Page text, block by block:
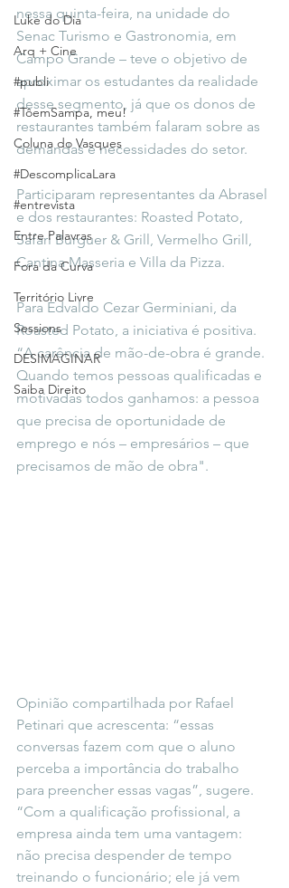
Luke do Dia
Arq + Cine
#publi
#TôemSampa, meu!
Coluna do Vasques
#DescomplicaLara
#entrevista
Entre Palavras
Fora da Curva
Território Livre
Sessions
DESIMAGINAR
Saiba Direito
nessa quinta-feira, na unidade do
Senac Turismo e Gastronomia, em
Campo Grande – teve o objetivo de
aproximar os estudantes da realidade
desse segmento, já que os donos de
restaurantes também falaram sobre as
demandas e necessidades do setor.
Participaram representantes da Abrasel
e dos restaurantes: Roasted Potato,
Safari Burguer & Grill, Vermelho Grill,
Cantina Masseria e Villa da Pizza.
Para Edvaldo Cezar Germiniani, da
Roasted Potato, a iniciativa é positiva.
“A carência de mão-de-obra é grande.
Quando temos pessoas qualificadas e
motivadas todos ganhamos: a pessoa
que precisa de oportunidade de
emprego e nós – empresários – que
precisamos de mão de obra".
Opinião compartilhada por Rafael
Petinari que acrescenta: “essas
conversas fazem com que o aluno
perceba a importância do trabalho
para preencher essas vagas”, sugere.
“Com a qualificação profissional, a
empresa ainda tem uma vantagem:
não precisa despender de tempo
treinando o funcionário; ele já vem